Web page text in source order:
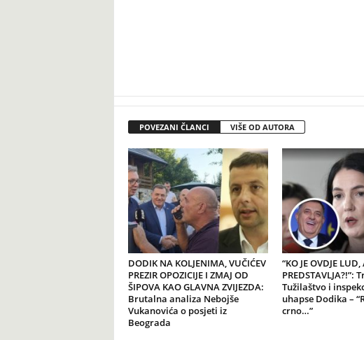
POVEZANI ČLANCI VIŠE OD AUTORA
DODIK NA KOLJENIMA, VUČIĆEV
PREZIR OPOZICIJE I ZMAJ OD
ŠIPOVA KAO GLAVNA ZVIJEZDA:
Brutalna analiza Nebojše
Vukanovića o posjeti iz
Beograda
“KO JE OVDJE
PREDSTAVLJA?!”:
Tužilaštvo i
uhapse Dodika –
crno…”